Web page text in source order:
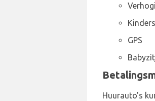
GPS
Huurauto's